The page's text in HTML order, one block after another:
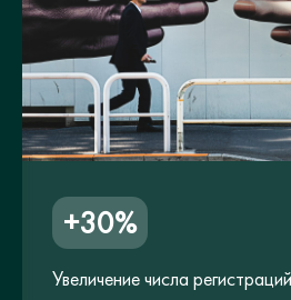
+30%
Увеличение числа